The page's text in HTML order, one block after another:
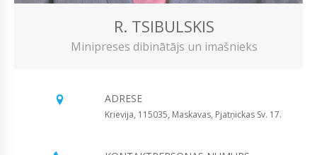
R. TSIBULSKIS
Minipreses dibinātājs un imašnieks
ADRESE
Krievija, 115035, Maskavas, Pjatņickas Sv. 17.